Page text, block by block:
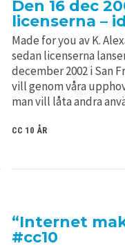
Den 16 dec
licenserna –
Made for you av K.
sedan licenserna
december 2002 i San
vill genom våra
man vill låta andra
CC 10 ÅR
“Internet
#cc10